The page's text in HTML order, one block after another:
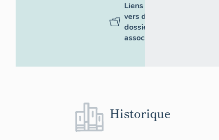
Liens
vers des
dossiers
associés
Historique